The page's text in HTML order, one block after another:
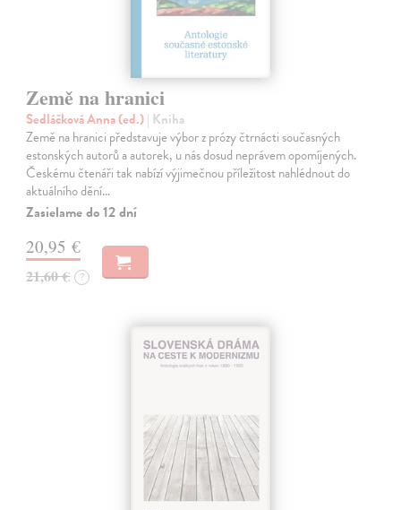
Země na hranici
Sedláčková Anna (ed.)| Kniha
Země na hranici představuje výbor z prózy čtrnácti současných
estonských autorů a autorek, u nás dosud neprávem opomíjených.
Českému čtenáři tak nabízí výjimečnou příležitost nahlédnout do
aktuálního dění…
Zasielame do 12 dní
20,95 €
21,60 € ?